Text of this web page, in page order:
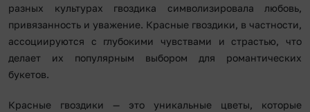
разных культурах гвоздика символизировала любовь,
привязанность и уважение. Красные гвоздики, в частности,
ассоциируются с глубокими чувствами и страстью, что
делает их популярным выбором для романтических
букетов.
Красные гвоздики — это уникальные цветы, которые